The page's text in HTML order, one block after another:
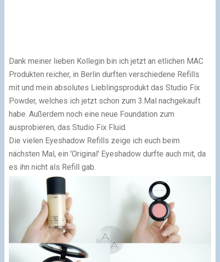
Dank meiner lieben Kollegin bin ich jetzt an etlichen MAC
Produkten reicher, in Berlin durften verschiedene Refills
mit und mein absolutes Lieblingsprodukt das Studio Fix
Powder, welches ich jetzt schon zum 3.Mal nachgekauft
habe. Außerdem noch eine neue Foundation zum
ausprobieren, das Studio Fix Fluid.
Die vielen Eyeshadow Refills zeige ich euch beim
nächsten Mal, ein 'Original' Eyeshadow durfte auch mit, da
es ihn nicht als Refill gab.